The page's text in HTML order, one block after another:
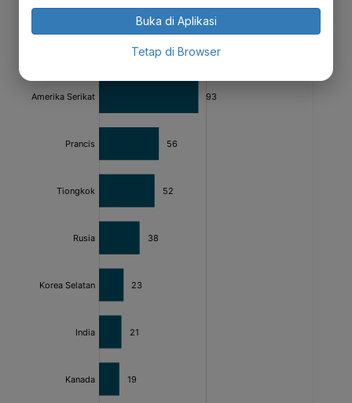
Buka di Aplikasi
Tetap di Browser